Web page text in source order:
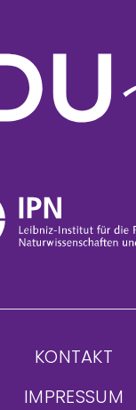
KONTAKT
IMPRESSUM